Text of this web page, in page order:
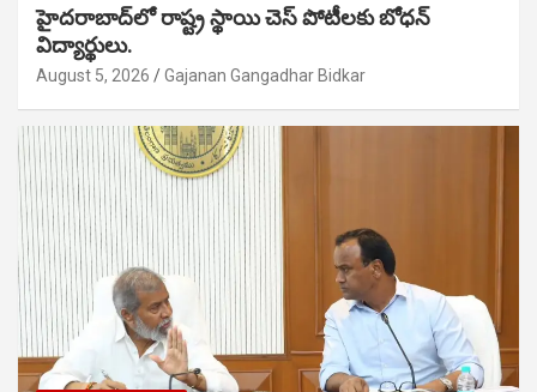
హైదరాబాద్‌లో రాష్ట్ర స్థాయి చెస్ పోటీలకు బోధన్
విద్యార్థులు.
August 5, 2026 Gajanan Gangadhar Bidkar